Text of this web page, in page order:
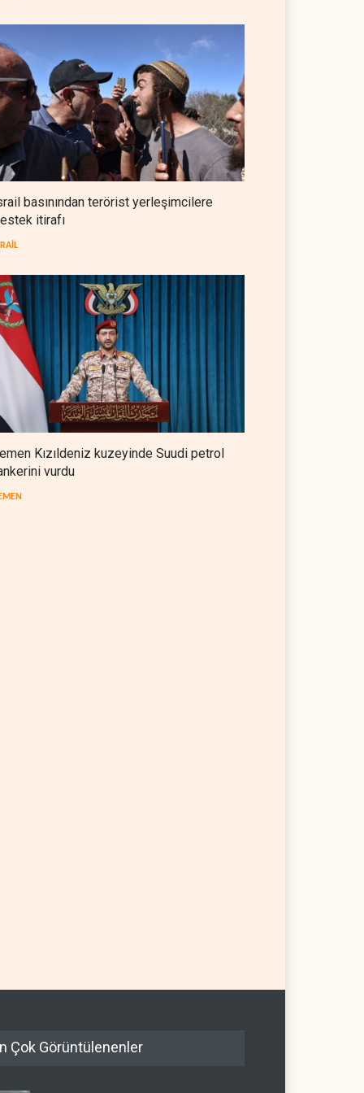
05 Ağustos 2026
NYT: Washington, İran'ı yine
okuyamadı
BATI YARIM KÜRE 05 Ağustos 2026
İsrailli istihbaratçı: ABD'nin
mühimmatının bittiği iddiası
bir iç kavga
İran karşısında 'zor kararlara'
sevk ediyor
BATI YARIM KÜRE
basınından terörist yerleşimcilere
itirafı
Kızıldeniz kuzeyinde Suudi petrol
vurdu
Çok Görüntülenenler